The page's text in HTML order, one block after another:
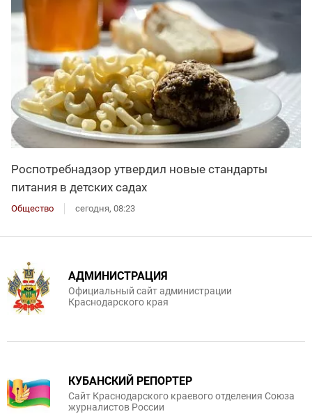
Роспотребнадзор утвердил новые стандарты
питания в детских садах
Общество сегодня, 08:23
АДМИНИСТРАЦИЯ
Официальный сайт администрации
Краснодарского края
КУБАНСКИЙ РЕПОРТЕР
Сайт Краснодарского краевого отделения Союза
журналистов России